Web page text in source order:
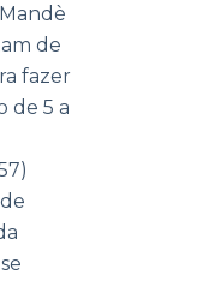
de
fazer
de 5 a